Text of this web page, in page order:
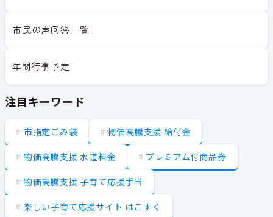
市民の声回答一覧
年間行事予定
注目キーワード
市指定ごみ袋 物価高騰支援 給付金
物価高騰支援 水道料金 プレミアム付商品券
物価高騰支援 子育て応援手当
楽しい子育て応援サイト はこすく